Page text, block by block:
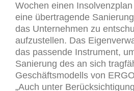
Wochen einen
eine übertragende
das Unternehmen zu
aufzustellen. Das
das passende Instrument,
Sanierung des an sich
Geschäftsmodells von
„Auch unter